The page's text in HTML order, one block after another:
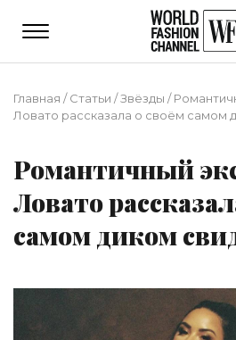
Главная /Статьи /Звёзды /
Ловато рассказала о своём самом
Романтичный
Ловато
самом диком